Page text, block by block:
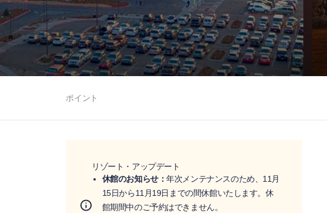
ポイント
リゾート・アップデート
休館のお知らせ：年次メンテナンスのため、11月
15日から11月19日までの間休館いたします。休
館期間中のご予約はできません。